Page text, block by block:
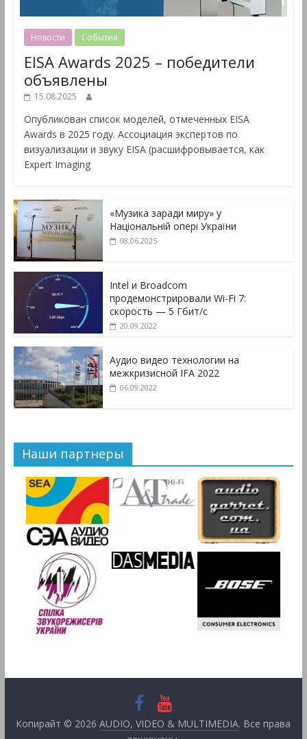
Новости События
EISA Awards 2025 – победители
объявлены
15.08.2025
Опубликован список моделей, отмеченных EISA
Awards в 2025 году. Ассоциация экспертов по
визуализации и звуку EISA (расшифровывается, как
Expert Imaging
«Музика заради миру» у
Національній опері України
08.06.2025
Intel и Broadcom
продемонстрировали Wi-Fi 7:
скорость — 5 Гбит/с
20.09.2022
Аудио видео технологии на
межкризисной IFA 2022
06.09.2022
Наши партнеры
Копирайт © 2026AUDIO, VIDEO & MULTIMEDIA. Все права